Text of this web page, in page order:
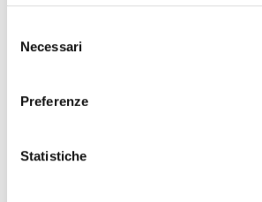
delNecessari
Preferenze
Statistiche
seguente link:
https://newseventi.illimity.com/lp/